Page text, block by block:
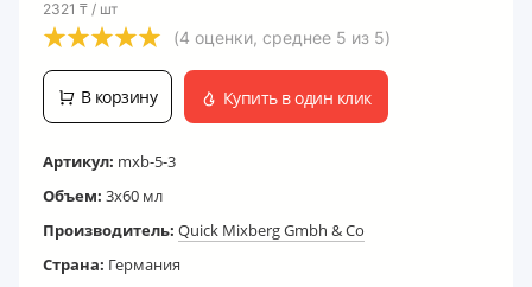
2321 ₸ / шт
(4 оценки, среднее 5 из 5)
В корзину Купить в один клик
Артикул: mxb-5-3
Объем: 3x60 мл
Производитель: Quick Mixberg Gmbh & Co
Страна: Германия